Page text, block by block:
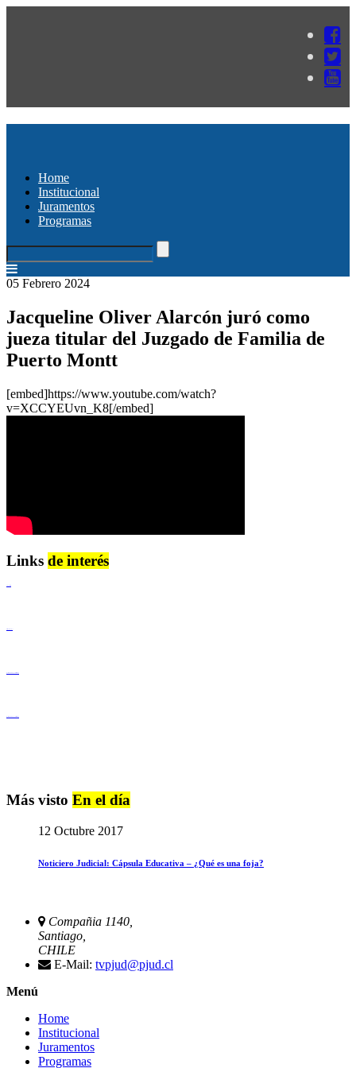
Home
Institucional
Juramentos
Programas
05 Febrero 2024
Jacqueline Oliver Alarcón juró como
jueza titular del Juzgado de Familia de
Puerto Montt
[embed]https://www.youtube.com/watch?
v=XCCYEUvn_K8[/embed]
Links de interés
Más visto En el día
12 Octubre 2017
Noticiero Judicial: Cápsula Educativa – ¿Qué es una foja?
Compañia 1140,
Santiago,
CHILE
E-Mail: tvpjud@pjud.cl
Menú
Home
Institucional
Juramentos
Programas